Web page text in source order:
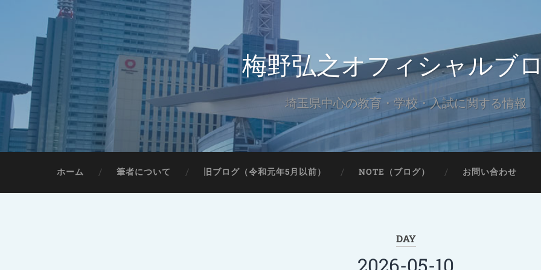
梅野弘之オフィシャルブ
埼玉県中心の教育・学校・入試に関する情報
ホーム 筆者について 旧ブログ（令和元年5月以前） NOTE（ブログ） お問い合わせ
DAY